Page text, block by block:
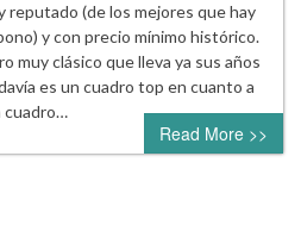
reputado (de los mejores que hay
y con precio mínimo histórico.
muy clásico que lleva ya sus años
es un cuadro top en cuanto a
cuadro…
Read More >>